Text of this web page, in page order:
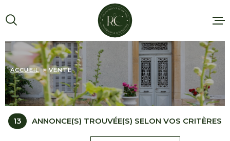
recherche
au
menu
principal
au
contenu
AGENCE
VENTES
LOCATIONS
ACCUEIL VENTE
13 ANNONCE(S) TROUVÉE(S) SELON VOS CRITÈRES